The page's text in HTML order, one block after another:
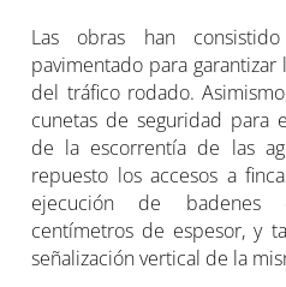
Las obras han
pavimentado para
del tráfico rodado.
cunetas de seguridad para
de la escorrentía de las
repuesto los accesos a
ejecución de
centímetros de espesor, y
señalización vertical de la